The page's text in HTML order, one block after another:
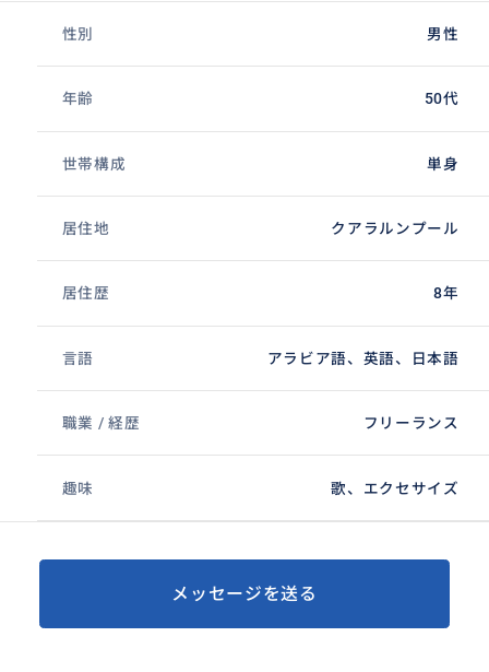
性別 男性
年齢 50代
世帯構成 単身
居住地 クアラルンプール
居住歴 8年
言語 アラビア語、英語、日本語
職業 / 経歴 フリーランス
趣味 歌、エクセサイズ
メッセージを送る